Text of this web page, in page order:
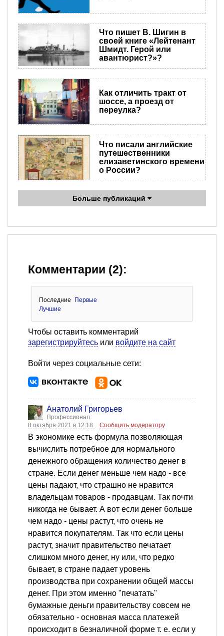
Что пишет В. Шигин в
своей книге «Лейтенант
Шмидт. Герой или
авантюрист?»?
Как отличить тракт от
шоссе, а проезд от
переулка?
Что писали английские
путешественники
елизаветинского времени
о России?
Больше публикаций
Комментарии (2):
Последние
Первые
Лучшие
Чтобы оставить комментарий
зарегистрируйтесь или войдите на сайт
Войти через социальные сети:
Анатолий Григорьев
Профессионал
8 октября 2021 в 12:18
Сообщить модератору
В экономике есть формула позволяющая
вычислить потребное для нормального
денежного обращения количество денег в
стране. Если денег меньше чем надо - все
цены падают, что страшно не нравится
владельцам товаров - продавцам. Так почти
никогда не бывает. А вот если денег больше
чем надо - цены растут, что очень не
нравится покупателям. Так что если цены
растут, значит правительство печатает
слишком много денег, ну или, что редко
бывает, в стране падает уровень
производства при сохранении общей массы
денег. При этом именно "печатать"
бумажные деньги правительству совсем не
обязательно - основная масса платежей
происходит в безналичной форме т. е. если у